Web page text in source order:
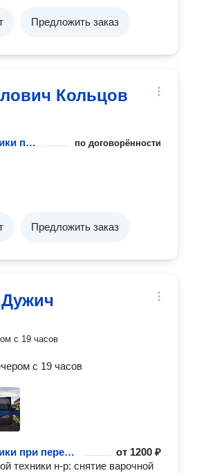
Предложить заказ
Кольцов
Монтаж и демонтаж техники при перевозке по договорённости
Предложить заказ
с 19 часов
с 19 часов
Монтаж и демонтаж техники при перевозке от 1200 ₽
техники н-р: снятие варочной